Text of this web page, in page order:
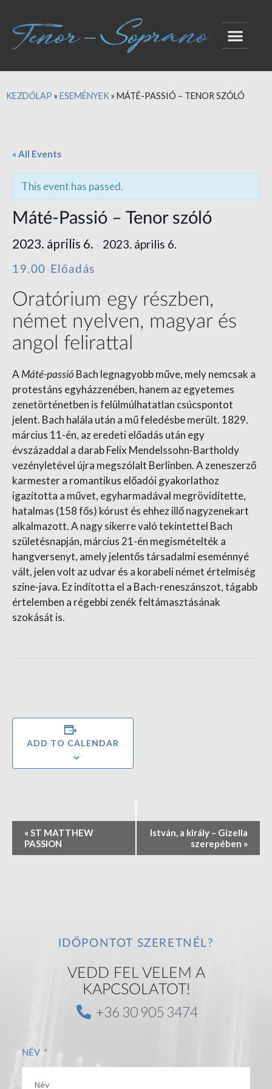
KEZDŐLAP » ESEMÉNYEK» MÁTÉ-PASSIÓ – TENOR SZÓLÓ
« All Events
This event has passed.
Máté-Passió – Tenor szóló
2023. április 6. – 2023. április 6.
19.00 Előadás
Oratórium egy részben,
német nyelven, magyar és
angol felirattal
A Máté-passió Bach legnagyobb műve, mely nemcsak a
protestáns egyházzenében, hanem az egyetemes
zenetörténetben is felülmúlhatatlan csúcspontot
jelent. Bach halála után a mű feledésbe merült. 1829.
március 11-én, az eredeti előadás után egy
évszázaddal a darab Felix Mendelssohn-Bartholdy
vezényletével újra megszólalt Berlinben. A zeneszerző
karmester a romantikus előadói gyakorlathoz
igazította a művet, egyharmadával megrövidítette,
hatalmas (158 fős) kórust és ehhez illő nagyzenekart
alkalmazott. A nagy sikerre való tekintettel Bach
születésnapján, március 21-én megismételték a
hangversenyt, amely jelentős társadalmi eseménnyé
vált, jelen volt az udvar és a korabeli német értelmiség
színe-java. Ez indította el a Bach-reneszánszot, tágabb
értelemben a régebbi zenék feltámasztásának
szokását is.
ADD TO CALENDAR
e
«ST MATTHEW
PASSION
István, a király – Gizella
szerepében »
IDŐPONTOT SZERETNÉL?
VEDD FEL VELEM A
KAPCSOLATOT!
+36 30 905 3474
NÉV